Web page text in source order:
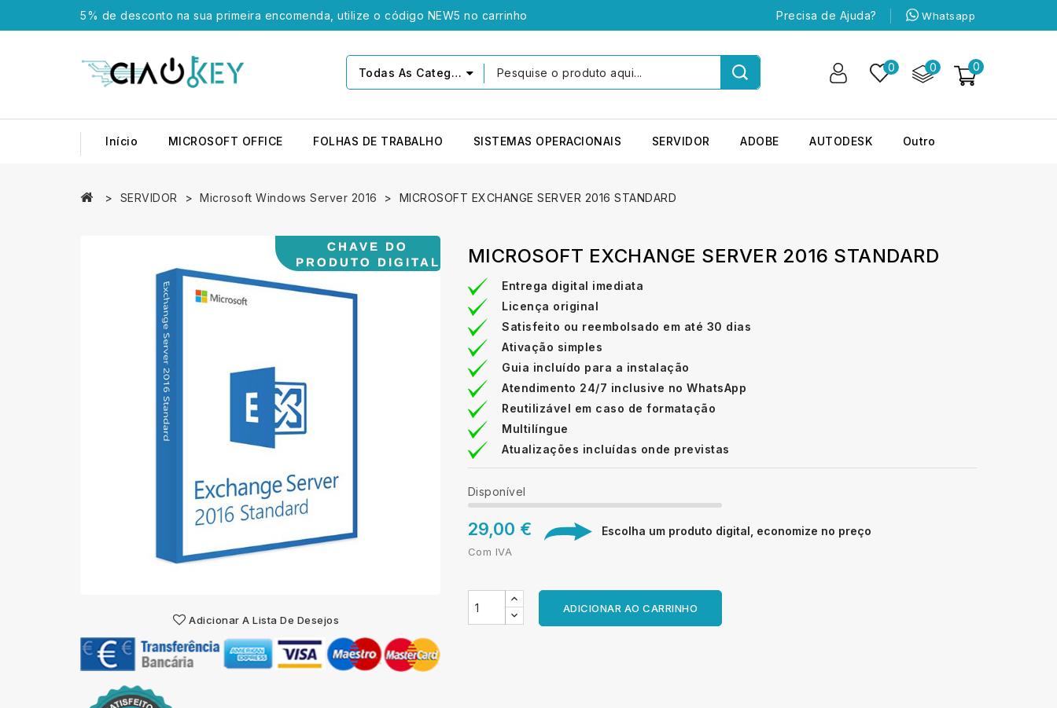
5% de desconto na sua primeira encomenda, utilize o código NEW5 no carrinho Whatsapp
Precisa de Ajuda?
0
0
0
Todas As Categorias
Início MICROSOFT OFFICE FOLHAS DE TRABALHO SISTEMAS OPERACIONAIS SERVIDOR ADOBE AUTODESK Outro
SERVIDOR Microsoft Windows Server 2016 MICROSOFT EXCHANGE SERVER 2016 STANDARD
Adicionar A Lista De Desejos
MICROSOFT EXCHANGE SERVER 2016 STANDARD
Entrega digital imediata
Licença original
Satisfeito ou reembolsado em até 30 dias
Ativação simples
Guia incluído para a instalação
Atendimento 24/7 inclusive no WhatsApp
Reutilizável em caso de formatação
Multilíngue
Atualizações incluídas onde previstas
Disponível
29,00 € Escolha um produto digital, economize no preço
Com IVA
ADICIONAR AO CARRINHO